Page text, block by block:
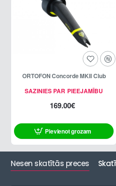
SAZINIES PAR PIEEJAMĪBU
ORTOFON Concorde MKII Club
169.00€
Pievienot grozam
Nesen skatītās preces